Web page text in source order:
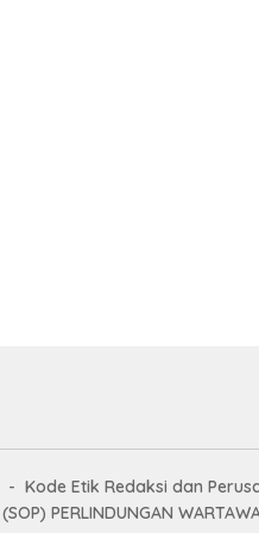
Kode Etik Redaksi dan
PERLINDUNGAN